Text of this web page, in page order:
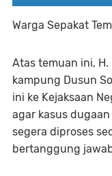
Warga Sepakat
Atas temuan ini,
kampung Dusun
ini ke Kejaksaan
agar kasus
segera diproses
bertanggung